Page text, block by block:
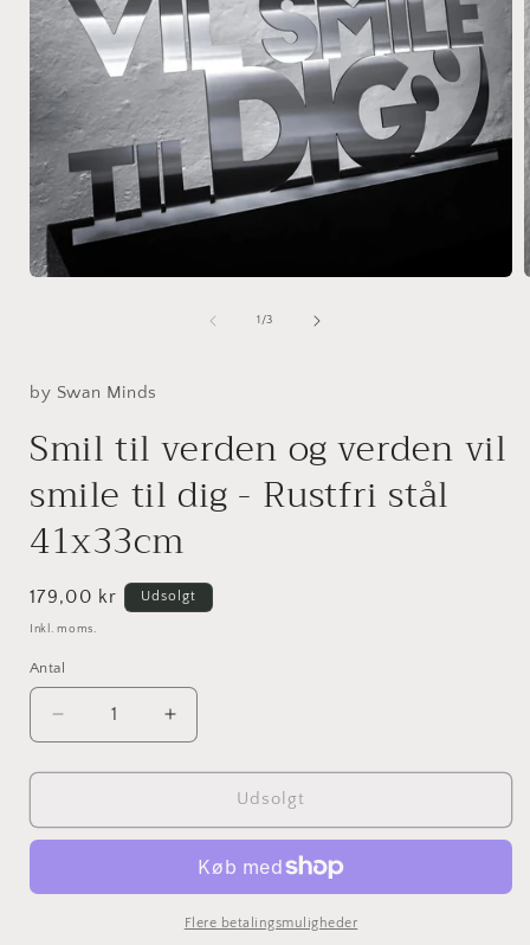
1/af
3
by Swan Minds
Smil til verden og verden vil
smile til dig - Rustfri stål
41x33cm
Normalpris
179,00 kr Udsolgt
Inkl. moms.
Antal
Reducer
antallet
for
til
verden
Øg
antallet
for
til
verden
vil
Udsolgt
Flere betalingsmuligheder